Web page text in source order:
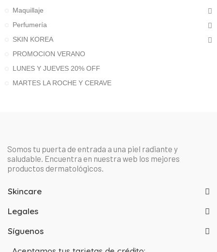
Maquillaje
Perfumería
SKIN KOREA
PROMOCION VERANO
LUNES Y JUEVES 20% OFF
MARTES LA ROCHE Y CERAVE
Somos tu puerta de entrada a una piel radiante y
saludable. Encuentra en nuestra web los mejores
productos dermatológicos.
Skincare
Legales
Síguenos